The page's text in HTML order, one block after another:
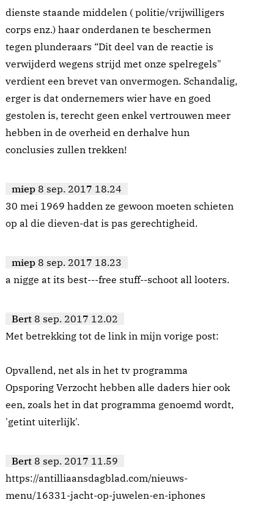
dienste staande middelen ( politie/vrijwilligers
corps enz.) haar onderdanen te beschermen
tegen plunderaars “Dit deel van de reactie is
verwijderd wegens strijd met onze spelregels"
verdient een brevet van onvermogen. Schandalig,
erger is dat ondernemers wier have en goed
gestolen is, terecht geen enkel vertrouwen meer
hebben in de overheid en derhalve hun
conclusies zullen trekken!
miep 8 sep. 2017 18.24
30 mei 1969 hadden ze gewoon moeten schieten
op al die dieven-dat is pas gerechtigheid.
miep 8 sep. 2017 18.23
a nigge at its best---free stuff--schoot all looters.
Bert 8 sep. 2017 12.02
Met betrekking tot de link in mijn vorige post:
Opvallend, net als in het tv programma
Opsporing Verzocht hebben alle daders hier ook
een, zoals het in dat programma genoemd wordt,
'getint uiterlijk'.
Bert 8 sep. 2017 11.59
https://antilliaansdagblad.com/nieuws-
menu/16331-jacht-op-juwelen-en-iphones